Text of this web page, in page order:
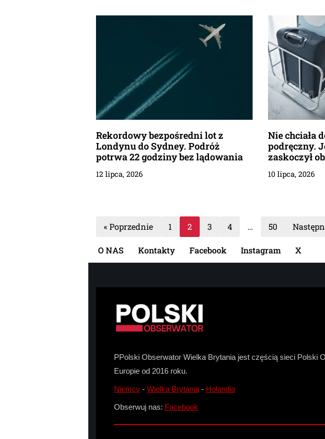
Rekordowy bezpośredni lot z
Londynu do Sydney. Podróż
potrwa 22 godziny bez lądowania
12 lipca, 2026
Nie chciała
podręczny.
zaskoczył
10 lipca, 2026
« Poprzednie 1 2 3 4 … 50
O NAS Kontakty Facebook Instagram X
PPolski Obserwator Wielka Brytania jest częścią sieci Polski
Europie od 2016 roku.
Niemcy - Wielka Brytania- Holandia
Obserwuj nas: Facebook